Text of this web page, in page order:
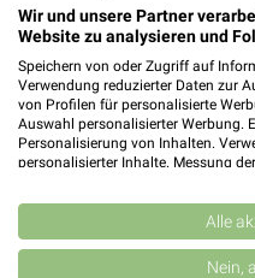
nah & gut
Penig,
182,95 km
Wir und unsere Partner
Website zu analysieren und
Speichern von oder Zugriff auf
Verwendung reduzierter Daten zur
von Profilen für personalisierte
Auswahl personalisierter Werbung.
Personalisierung von Inhalten.
personalisierter Inhalte. Messung
Kombinationen von Daten aus
Verbesserung der Angebote.
von Inhalten.
Daten können außerhalb der
Alle
Nein,